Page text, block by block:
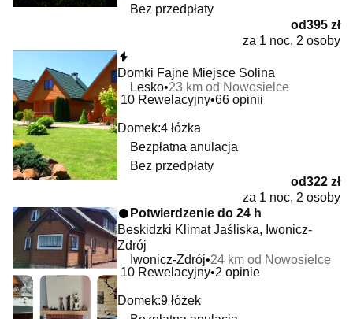
Bez przedpłaty
od395 zł
za 1 noc, 2 osoby
Domki Fajne Miejsce Solina
Lesko 23 km od Nowosielce
10 Rewelacyjny 66 opinii
Domek:4 łóżka
Bezpłatna anulacja
Bez przedpłaty
od322 zł
za 1 noc, 2 osoby
Potwierdzenie do 24 h
Beskidzki Klimat Jaśliska, Iwonicz-
Zdrój
Iwonicz-Zdrój 24 km od Nowosielce
10 Rewelacyjny 2 opinie
Domek:9 łóżek